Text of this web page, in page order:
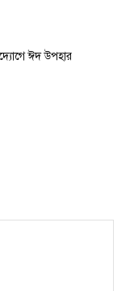
ঈদ উপহার